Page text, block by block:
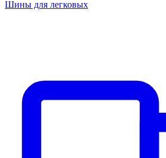
Шины для легковых